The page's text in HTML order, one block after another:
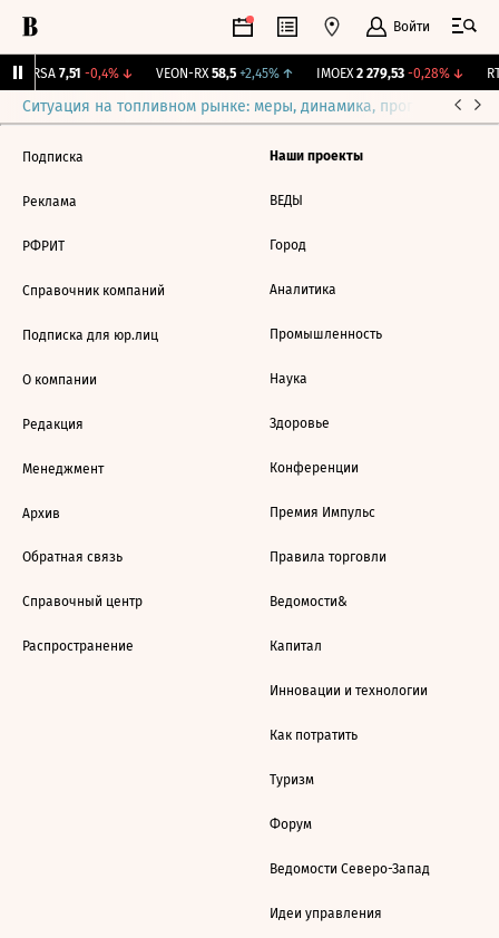
Войти
ARSA 7,51 -0,4%↓ VEON-RX 58,5 +2,45%↑ IMOEX 2 279,53 -0,28%↓
Ситуация на топливном рынке: меры, динамика, прогнозы
Подписка
Реклама
РФРИТ
Справочник компаний
Подписка для юр.лиц
О компании
Редакция
Менеджмент
Архив
Обратная связь
Справочный центр
Распространение
Наши проекты
ВЕДЫ
Город
Аналитика
Промышленность
Наука
Здоровье
Конференции
Премия Импульс
Правила торговли
Ведомости&
Капитал
Инновации и технологии
Как потратить
Туризм
Форум
Ведомости Северо-Запад
Идеи управления